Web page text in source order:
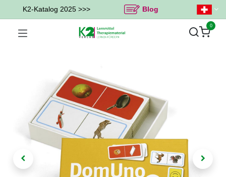
K2-Katalog 2025 >>> Blog
0